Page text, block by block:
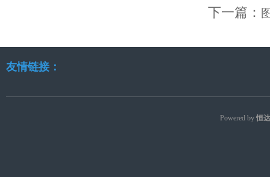
下一篇：
友情链接：
Powered by 恒